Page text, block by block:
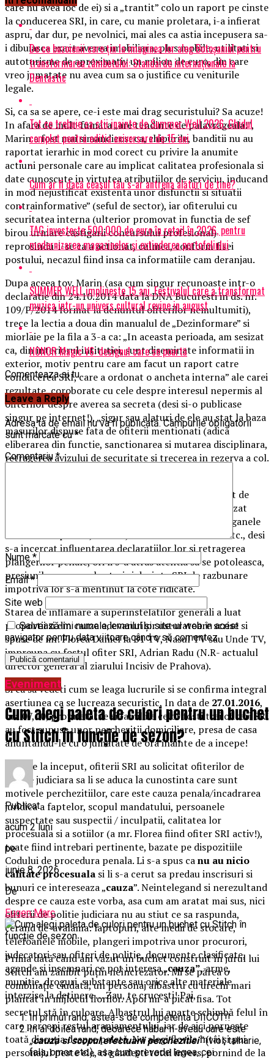
care nu avea loc de ei) si a „trantit” colo un raport pe cinste
la conducerea SRI, in care, cu manie proletara, i-a infierat
aspru, dar dur, pe nevolnici, mai ales ca astia incepusera sa-
i dibuiasca exact averea imobiliara, plus mobile, utilitati si
autoturisme de aproximativ un milion de euro, din care
vreo jumatate nu avea cum sa o justifice cu veniturile
legale.
Si, ca sa se apere, ce-i este mai drag securistului? Sa acuze!
In afara de mult-fumata „are tendinte de palavrageala!”,
Marin a fost mai simandicos: ca, chipurile, banditii nu au
raportat ierarhic in mod corect cu privire la anumite
actiuni personale care au implicat calitatea profesionala si
date cunoscute in virtutea atributiilor de serviciu, inducand
in mod nejustificat existenta unor disfunctii si situatii
contrainformative” (seful de sector), iar ofiterului cu
securitatea interna (ulterior promovat in functia de sef
birou urmare castigarii concursului profesional)
reprosindu-i-se ca a actionat, culmea, conform fisei
postului, necazul fiind insa ca informatiile cam deranjau.
Dupa aceea tov. Marin (asa cum singur recunoaste intr-o
declaratie din 24.10.2014 data la DNA Bucuresti in ds. nr.
109/P/2014 format la denuntul ofiterilor nemultumiti),
trece la lectia a doua din manualul de „Dezinformare” si
miorlaie pe la fila a 3-a ca: „In aceasta perioada, am sesizat
ca, din interiorul intitutiei, sunt diseminate informatii in
exterior, motiv pentru care am facut un raport catre
conducerea SRI, care a ordonat o ancheta interna” ale carei
rezultate, coroborate cu cele despre interesul nepermis al
ofiterilor despre averea sa secreta (desi si-o publicase
singur pe internet!), „sigur sau alaturi de ele au stat la baza
masurilor dispuse fata de ofiterii mentionati (adica
eliberarea din functie, sanctionarea si mutarea disciplinara,
retragerea avizului de securitate si trecerea in rezerva a col.
Dupa simulacrul de verificare speciala cu final dictat de
Coldea (trecerea in rezerva), cei nedreptatiti au sesizat
Comisia SRI (Sa traiti domnule Pop!), instantele, organele
de urmarire penala, CNSAS, Presedintia Romaniei etc., desi
s-a incercat influentarea declaratiilor lor si retragerea
plangerilor penale, ori li s-a atras atentia sa se potoleasca,
presiunile asupra celor trei si dorinta SRI de razbunare
impotriva lor s-a mentinut la cote ridicate.
Starea de inflamare a superinstelatilor generali a luat
proportii si din cauza adevarurilor usturatoare scrise si
spuse de mr. Florea Daniel la B1 TV, Nasul TV sau Unde TV,
impreuna cu fostul ofiter SRI, Adrian Radu (N.R- actualul
director general al ziarului Incisiv de Prahova).
Si ca sa vedeti cum se leaga lucrurile si se confirma integral
asertiunea ca se lucreaza securistic, In data de 27.01.2016,
ora 07,00, proprietatile si familiile celor fosti trei ofiteri SRI
au fost supuse unor perchezitii domiciliare, presa de casa
anuntandu-le cu o jumatate de ora inainte de a incepe!
Inca de la inceput, ofiterii SRI au solicitat ofiterilor de
politie judiciara sa li se aduca la cunostinta care sunt
motivele perchezitiilor, care este cauza penala/incadrarea
juridica a faptelor, scopul mandatului, persoanele
suspectate sau suspectii / inculpatii, calitatea lor
procesuala si a sotiilor (a mr. Florea fiind ofiter SRI activ!),
toate fiind intrebari pertinente, bazate pe dispozitiile
Codului de procedura penala. Li s-a spus canu au nicio
calitateprocesuala si li s-a cerut sa predau inscrisuri si
bunuri ce intereseaza „cauza”. Neintelegand si nerezultand
despre ce cauza este vorba, asa cum am aratat mai sus, nici
ofiterii de politie judiciara nu au stiut ce sa raspunda,
cerand de-avalama: laptopuri, alte medii de stocare,
telefoanele mobile, plangeri impotriva unor procurori,
judecatori sau ofiteri de politie, documente clasificate,
agende si insemnari ce pot interesa „cauza”, arme,
munitie, droguri, substante sau orice alte materiale
interzise la detinere … Zau, te crucesti! Pai,
In primul rand, astea-s de competenta DIICOT!!
In al doilea rand, deoarece habar n-aveau care este
„cauza si scopul efectuarii perchezitiei”(viol, talharie,
fals, omor etc.), asa cum prevede legea, cei
De ce buzoienii care țin la imaginea lor aleg Botoșaniul pentru
transformarea zâmbetului: Standarde internaționale la
Dentastic
Tot ce trebuie sa stii inainte de Summer Well 2026. Ghidul
complet pentru editia aniversara de 15 ani
Cum ar fi dacă ceasul tău s-ar antrena alături de tine?
TAG investește 500.000 de euro în retail în 2026, pentru
modernizarea magazinelor și extinderea portofoliului
SUMMER WELL implineste 15 ani. Festivalul care a transformat
muzica intr-un univers cultural revine in august
HONOR Magic V6: designul care se poartă
Comenteaza si tu
Leave a Reply
Adresa ta de email nu va fi publicată. Câmpurile obligatorii
sunt marcate cu*
Comentariu*
Nume *
Email*
Site web
Salvează-mi numele, emailul și site-ul web în acest
navigator pentru data viitoare când o să comentez.
Eveniment
Cum alegi paleta de culori pentru un buchet
cu Stitch în funcție de sezon?
Publicat
acum 2 luni
pe
iunie 8, 2026
De
Eugen Marc
Prima dată când am văzut un buchet construit în jurul lui
Stitch am zâmbit puțin neîncrezător. Mi se părea o
combinație ciudată, un personaj albastru cu urechi mari
plantat în mijlocul florilor. Apoi mi-a picat fisa. Tot
secretul stă în culoare. Albastrul lui aparte schimbă felul în
care percepi restul aranjamentului, iar de aici pornește
toată discuția despre paletă. Nu alegi florile întâi și pui
personajul peste ele, ci gândești totul invers, pornind de la